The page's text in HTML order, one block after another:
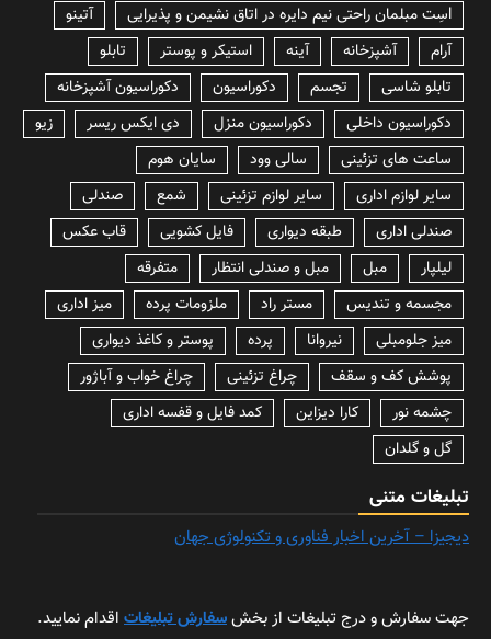
lسِت مبلمان راحتی نیم دایره در اتاق نشیمن و پذیرایی
آتینو
آرام
آشپزخانه آینه استیکر و پوستر
تابلو
تابلو شاسی
تجسم دکوراسیون
دکوراسیون آشپزخانه
دکوراسیون داخلی
دکوراسیون منزل دی ایکس ریسر
زیو
ساعت های تزئینی
سالی وود
سایان هوم
سایر لوازم اداری
سایر لوازم تزئینی شمع
صندلی
صندلی اداری
طبقه دیواری فایل کشویی
قاب عکس
لیلپار
مبل مبل و صندلی انتظار
متفرقه
مجسمه و تندیس
مستر راد ملزومات پرده
میز اداری
میز جلومبلی
نیروانا پرده
پوستر و کاغذ دیواری
پوشش کف و سقف
چراغ تزئینی
چراغ خواب و آباژور
چشمه نور
کارا دیزاین
کمد فایل و قفسه اداری
گل و گلدان
تبلیغات متنی
دیجیزا – آخرین اخبار فناوری و تکنولوژی جهان
جهت سفارش و درج تبلیغات از بخشسفارش تبلیغات اقدام نمایید.